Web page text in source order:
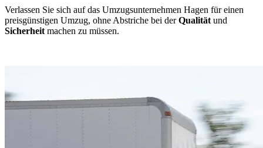
Verlassen Sie sich auf das Umzugsunternehmen Hagen für einen
preisgünstigen Umzug, ohne Abstriche bei derQualität und
Sicherheit machen zu müssen.